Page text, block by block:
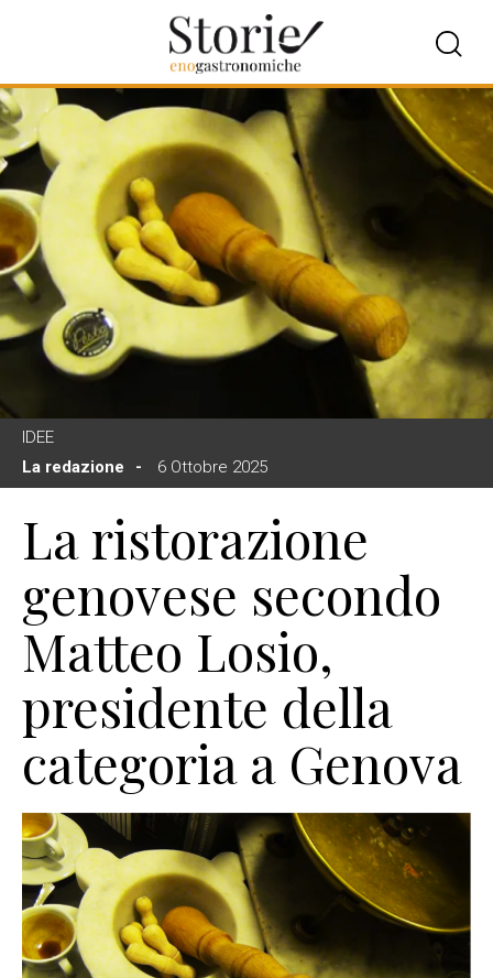
IDEE
La redazione
6 Ottobre 2025
La ristorazione
genovese secondo
Matteo Losio,
presidente della
categoria a Genova